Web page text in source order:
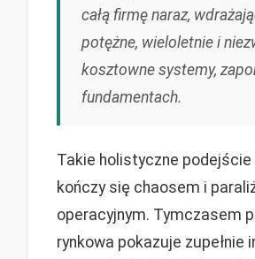
całą firmę naraz,
potężne, wieloletnie i
kosztowne systemy,
fundamentach.
Takie holistyczne
kończy się chaosem i
operacyjnym. Tymczasem
rynkowa pokazuje zupełnie